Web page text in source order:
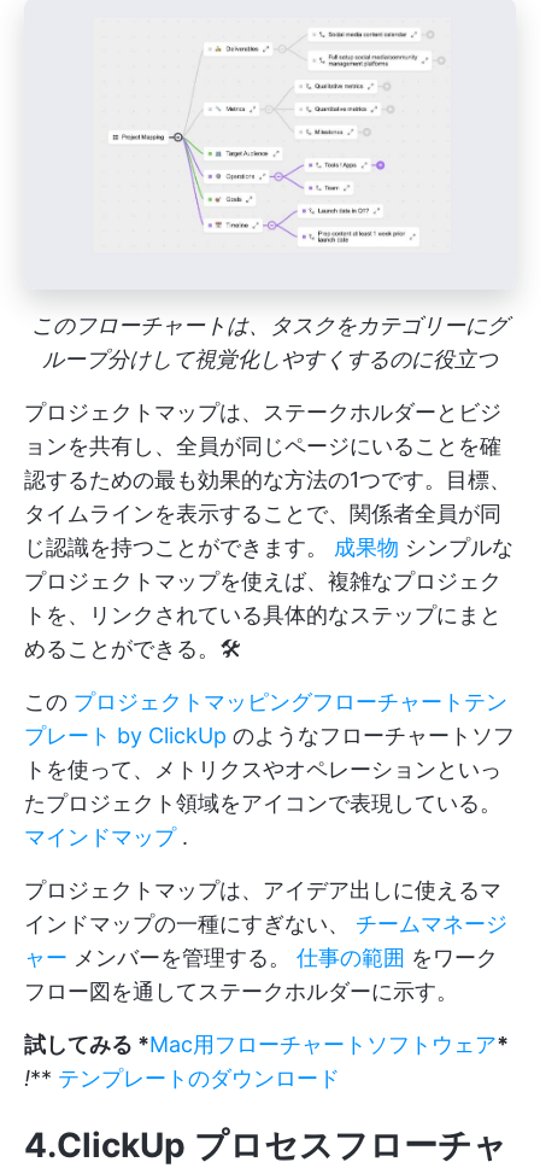
このフローチャートは、タスクをカテゴリーにグ
ループ分けして視覚化しやすくするのに役立つ
プロジェクトマップは、ステークホルダーとビジ
ョンを共有し、全員が同じページにいることを確
認するための最も効果的な方法の1つです。目標、
タイムラインを表示することで、関係者全員が同
じ認識を持つことができます。 成果物 シンプルな
プロジェクトマップを使えば、複雑なプロジェク
トを、リンクされている具体的なステップにまと
めることができる。🛠️
この プロジェクトマッピングフローチャートテン
プレート by ClickUp のようなフローチャートソフ
トを使って、メトリクスやオペレーションといっ
たプロジェクト領域をアイコンで表現している。
マインドマップ.
プロジェクトマップは、アイデア出しに使えるマ
インドマップの一種にすぎない、 チームマネージ
ャー メンバーを管理する。 仕事の範囲 をワーク
フロー図を通してステークホルダーに示す。
試してみる *Mac用フローチャートソフトウェア*
!** テンプレートのダウンロード
4.ClickUp プロセスフローチャ